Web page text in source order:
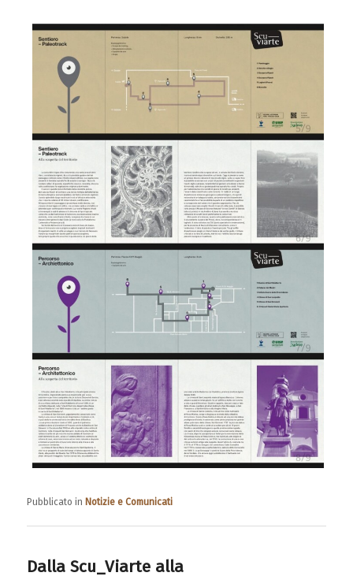
Pubblicato in Notizie e Comunicati
Dalla Scu_Viarte alla